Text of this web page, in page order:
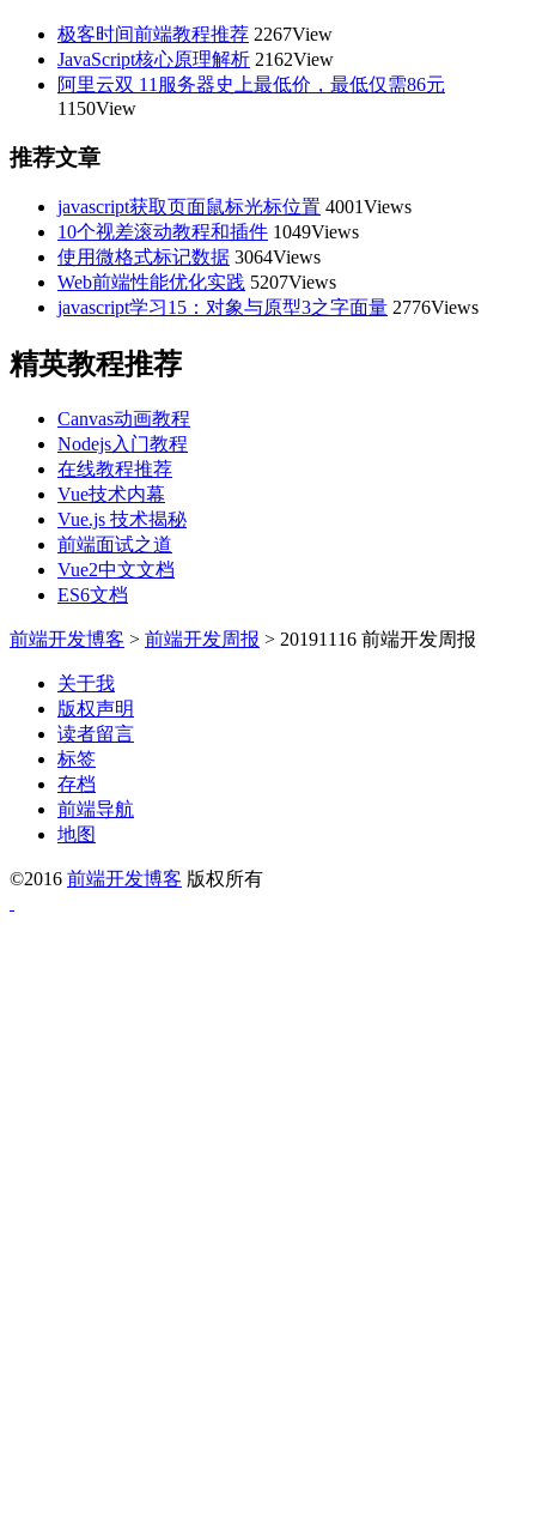
极客时间前端教程推荐 2267View
JavaScript核心原理解析 2162View
阿里云双 11服务器史上最低价，最低仅需86元
1150View
推荐文章
javascript获取页面鼠标光标位置 4001Views
10个视差滚动教程和插件 1049Views
使用微格式标记数据 3064Views
Web前端性能优化实践 5207Views
javascript学习15：对象与原型3之字面量 2776Views
精英教程推荐
Canvas动画教程
Nodejs入门教程
在线教程推荐
Vue技术内幕
Vue.js 技术揭秘
前端面试之道
Vue2中文文档
ES6文档
前端开发博客 > 前端开发周报 > 20191116 前端开发周报
关于我
版权声明
读者留言
标签
存档
前端导航
地图
©2016 前端开发博客 版权所有